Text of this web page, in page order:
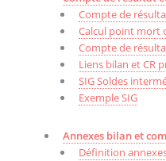
Compte de
Calcul point mort
Compte de
Liens bilan et CR
SIG Soldes
Exemple SIG
Annexes bilan et
Définition